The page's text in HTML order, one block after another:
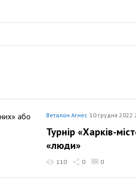
Веталон Агнес 10 грудня 2022
Турнір «Харків-
«люди»
110 0 0